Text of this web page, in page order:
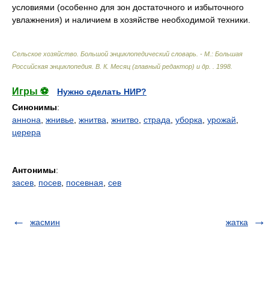
условиями (особенно для зон достаточного и избыточного
увлажнения) и наличием в хозяйстве необходимой техники.
Сельское хозяйство. Большой энциклопедический словарь. - М.: Большая
Российская энциклопедия В. К. Месяц (главный редактор) и др. 1998
Игры ⚽
Нужно сделать НИР?
Синонимы:
аннона жнивье жнитва жнитво страда уборка урожай
церера
Антонимы:
засев посев посевная сев
жасмин жатка